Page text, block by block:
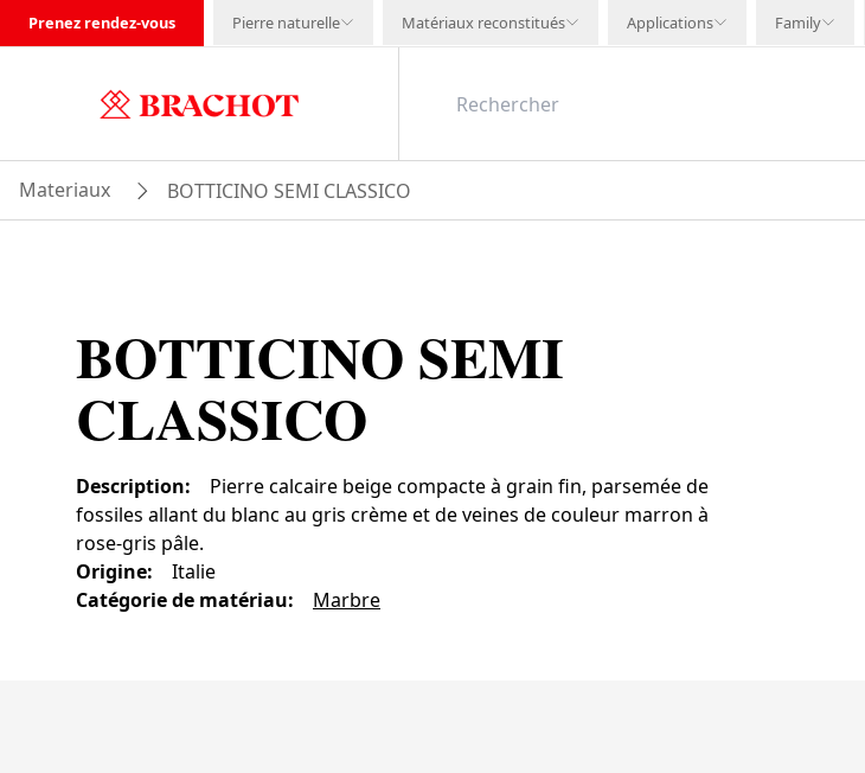
Prenez rendez-vous Pierre naturelle Matériaux reconstitués Applications Family
Materiaux BOTTICINO SEMI CLASSICO
BOTTICINO SEMI
CLASSICO
Description:
Pierre calcaire beige compacte à grain fin, parsemée de
fossiles allant du blanc au gris crème et de veines de couleur marron à
rose-gris pâle.
Origine:
Italie
Catégorie de matériau: Marbre